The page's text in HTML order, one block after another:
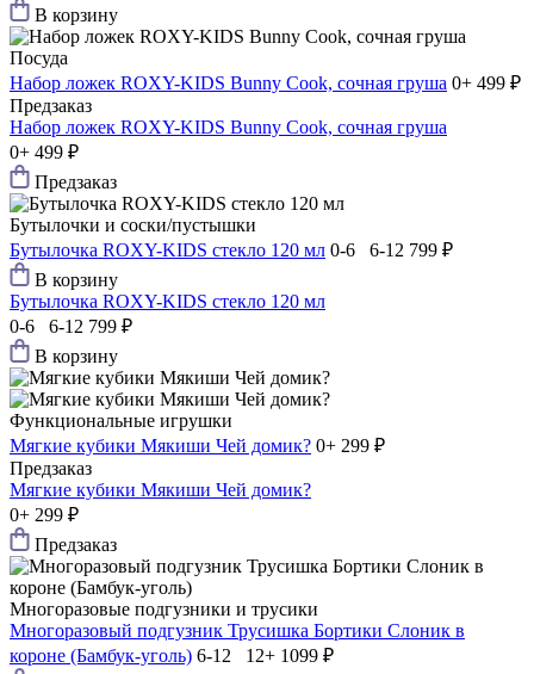
В корзину
Посуда
Набор ложек ROXY-KIDS Bunny Сook, сочная груша 0+ 499 ₽
Предзаказ
Набор ложек ROXY-KIDS Bunny Сook, сочная груша
0+ 499 ₽
Предзаказ
Бутылочки и соски/пустышки
Бутылочка ROXY-KIDS стекло 120 мл 0-6 6-12 799 ₽
В корзину
Бутылочка ROXY-KIDS стекло 120 мл
0-6 6-12 799 ₽
В корзину
Функциональные игрушки
Мягкие кубики Мякиши Чей домик? 0+ 299 ₽
Предзаказ
Мягкие кубики Мякиши Чей домик?
0+ 299 ₽
Предзаказ
Многоразовые подгузники и трусики
Многоразовый подгузник Трусишка Бортики Слоник в
короне (Бамбук-уголь) 6-12 12+ 1099 ₽